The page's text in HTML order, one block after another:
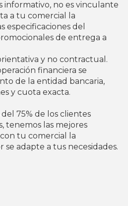
informativo, no es vinculante
a tu comercial la
especificaciones del
de entrega a
y no contractual.
financiera se
de la entidad bancaria,
y cuota exacta.
75% de los clientes
tenemos las mejores
tu comercial la
adapte a tus necesidades.